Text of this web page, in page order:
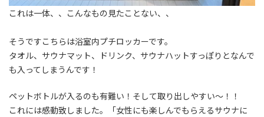
これは一体、、こんなもの見たことない、、
そうですこちらは浴室内プチロッカーです。
タオル、サウナマット、ドリンク、サウナハットすっぽりとなんで
も入ってしまうんです！
ペットボトルが入るのも有難い！そして取り出しやすい～！！
これには感動致しました。「女性にも楽しんでもらえるサウナに